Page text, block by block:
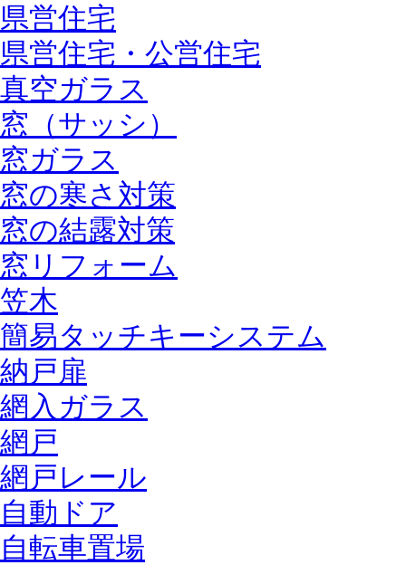
県営住宅
県営住宅・公営住宅
真空ガラス
窓（サッシ）
窓ガラス
窓の寒さ対策
窓の結露対策
窓リフォーム
笠木
簡易タッチキーシステム
納戸扉
網入ガラス
網戸
網戸レール
自動ドア
自転車置場